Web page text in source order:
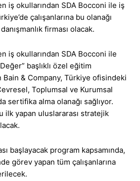
iş okullarından SDA Bocconi ile iş
çalışanlarına bu olanağı
firması olacak.
iş okullarından SDA Bocconi ile
başlıklı özel eğitim
Bain & Company, Türkiye ofisindeki
Toplumsal ve Kurumsal
sertifika alma olanağı sağlıyor.
ilk yapan uluslararası stratejik
başlayacak program kapsamında,
görev yapan tüm çalışanlarına